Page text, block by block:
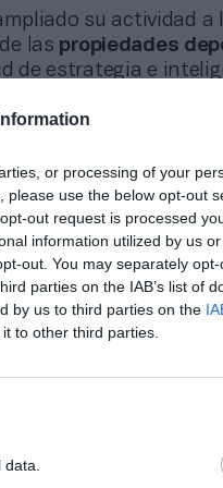
or processing of your
use the below opt-out
out request is processed
information utilized by us
out. You may separately
parties on the IAB’s list of
by us to third parties on the
to other third parties.
su actividad a
las propiedades
de estrategia e
explica
herramienta les
de patrocinio,
resultando en una
permite
nos dan credibilidad
argumenta el